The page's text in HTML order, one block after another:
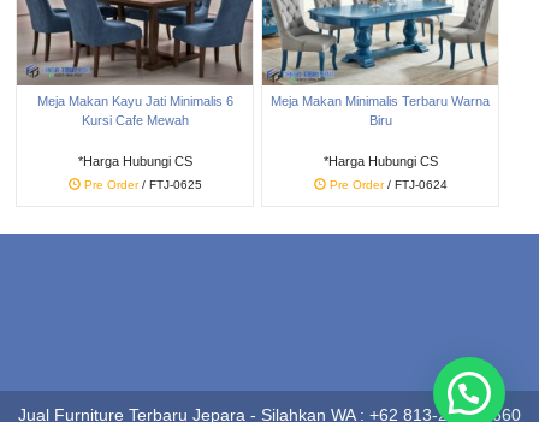
Meja Makan Kayu Jati Minimalis 6
Kursi Cafe Mewah
*Harga Hubungi CS
Pre Order/ FTJ-0625
Meja Makan Minimalis Terbaru Warna
Biru
*Harga Hubungi CS
Pre Order/ FTJ-0624
Jual Furniture Terbaru Jepara - Silahkan WA : +62 813-2848-7660